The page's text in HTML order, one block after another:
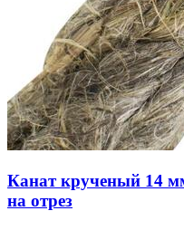
Канат крученый 14
на отрез